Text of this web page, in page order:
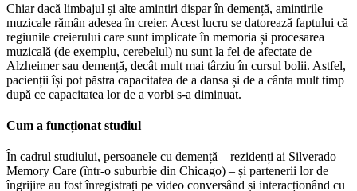
Chiar dacă limbajul și alte amintiri dispar în demență, amintirile
muzicale rămân adesea în creier. Acest lucru se datorează faptului că
regiunile creierului care sunt implicate în memoria și procesarea
muzicală (de exemplu, cerebelul) nu sunt la fel de afectate de
Alzheimer sau demență, decât mult mai târziu în cursul bolii. Astfel,
pacienții își pot păstra capacitatea de a dansa și de a cânta mult timp
după ce capacitatea lor de a vorbi s-a diminuat.
Cum a funcționat studiul
În cadrul studiului, persoanele cu demență – rezidenți ai Silverado
Memory Care (într-o suburbie din Chicago) – și partenerii lor de
îngrijire au fost înregistrați pe video conversând și interacționând cu